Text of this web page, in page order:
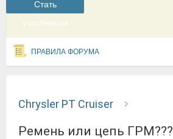
Cтать
участником
ПРАВИЛА ФОРУМА
Chrysler PT Cruiser
Ремень или цепь ГРМ???